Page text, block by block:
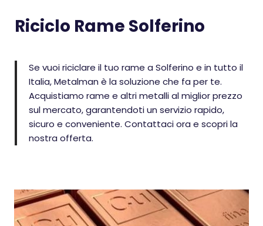
Riciclo Rame Solferino
Se vuoi riciclare il tuo rame a Solferino e in tutto il
Italia, Metalman è la soluzione che fa per te.
Acquistiamo rame e altri metalli al miglior prezzo
sul mercato, garantendoti un servizio rapido,
sicuro e conveniente. Contattaci ora e scopri la
nostra offerta.